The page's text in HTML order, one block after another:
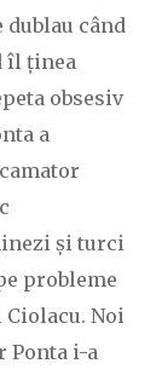
când
îl ținea
obsesiv
a
și turci
probleme
Noi
Ponta i-a